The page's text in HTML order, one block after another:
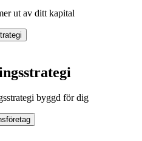
ut av ditt kapital
byggd för dig